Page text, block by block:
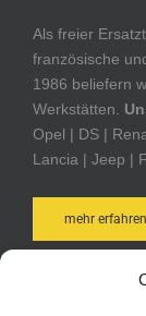
Als freier
französische
1986 beliefern
Werkstätten.
Opel | DS |
Lancia | Jeep |
mehr erfahren